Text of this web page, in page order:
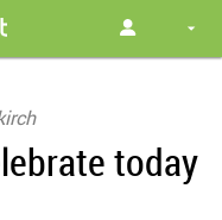
today